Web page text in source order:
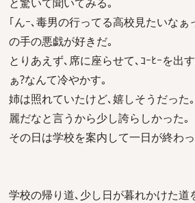
｢んｰ､毒男の行ってる高校見たいなぁ
の手の悪戯が好きだ｡
とりあえず､席に座らせて､ｺｰﾋｰを出
ぁ?なんて冷やかす｡
姉は照れていたけど､嬉しそうだった
麗だなと言うから少し誇らしかった｡
その日は学校を案内して一日が終わ
学校の帰り道､少し日が暮れかけた道